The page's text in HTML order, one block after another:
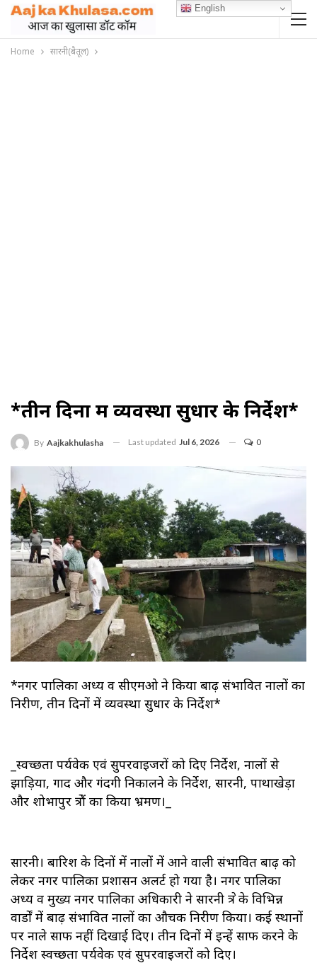
Home सारनी(बैतूल)
*तीन दिनों में व्यवस्था सुधार के निर्देश*
By Aajkakhulasha Last updated Jul 6, 2026 0
*नगर पालिका अध्यक्ष व सीएमओ ने किया बाढ़ संभावित नालों का
निरीक्षण, तीन दिनों में व्यवस्था सुधार के निर्देश*
_स्वच्छता पर्यवेक्षक एवं सुपरवाइजरों को दिए निर्देश, नालों से
झाड़िया, गाद और गंदगी निकालने के निर्देश, सारनी, पाथाखेड़ा
और शोभापुर क्षेत्रों का किया भ्रमण।_
सारनी। बारिश के दिनों में नालों में आने वाली संभावित बाढ़ को
लेकर नगर पालिका प्रशासन अलर्ट हो गया है। नगर पालिका
अध्यक्ष व मुख्य नगर पालिका अधिकारी ने सारनी क्षेत्र के विभिन्न
वार्डों में बाढ़ संभावित नालों का औचक निरीक्षण किया। कई स्थानों
पर नाले साफ नहीं दिखाई दिए। तीन दिनों में इन्हें साफ करने के
निर्देश स्वच्छता पर्यवेक्षक एवं सुपरवाइजरों को दिए।
English